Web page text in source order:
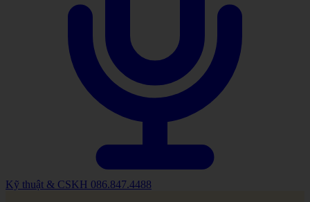
Kỹ thuật & CSKH 086.847.4488